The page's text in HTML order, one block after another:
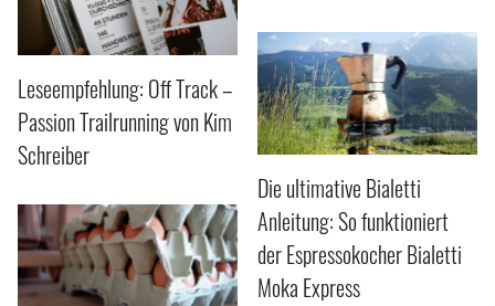
Leseempfehlung: Off Track –
Passion Trailrunning von Kim
Schreiber
Die ultimative Bialetti
Anleitung: So funktioniert
der Espressokocher Bialetti
Moka Express